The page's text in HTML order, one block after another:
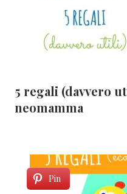
5 regali (davvero
neomamma
Pin